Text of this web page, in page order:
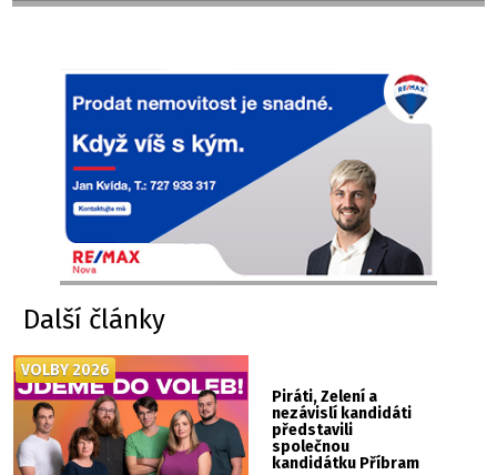
Další články
Piráti, Zelení a
nezávislí kandidáti
představili
společnou
kandidátku Příbram
VOLBY 2026